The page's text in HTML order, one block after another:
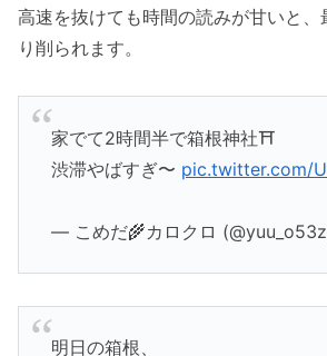
高速を抜けても時間の読みが甘いと
り削られます。
家でて2時間半で箱根神社⛩️
渋滞やばすぎ〜 pic.twitter.com/
— こめだ🌾カロクロ
明日の箱根、